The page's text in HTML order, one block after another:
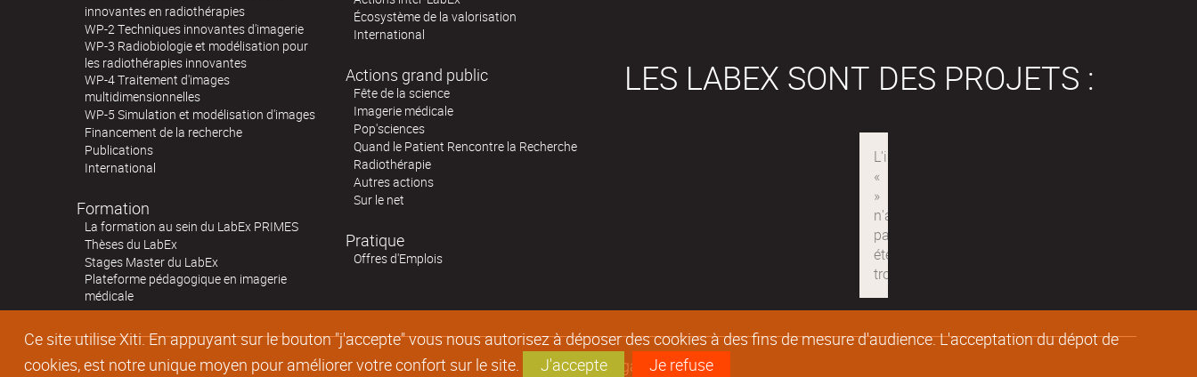
Ce site utilise Xiti. En appuyant sur le bouton "j'accepte" vous nous autorisez à déposer des cookies à des fins de mesure d'audience. L'acceptation du dépot de
cookies, est notre unique moyen pour améliorer votre confort sur le site.
J'accepte Je refuse
innovantes en radiothérapies
WP-2 Techniques innovantes d'imagerie
WP-3 Radiobiologie et modélisation pour
les radiothérapies innovantes
WP-4 Traitement d'images
multidimensionnelles
WP-5 Simulation et modélisation d'images
Financement de la recherche
Publications
International
Formation
La formation au sein du LabEx PRIMES
Thèses du LabEx
Stages Master du LabEx
Plateforme pédagogique en imagerie
médicale
Écosystème de la valorisation
International
Actions grand public
Fête de la science
Imagerie médicale
Pop'sciences
Quand le Patient Rencontre la Recherche
Radiothérapie
Autres actions
Sur le net
Pratique
Offres d'Emplois
LES LABEX SONT DES PROJETS :
Mentions légales